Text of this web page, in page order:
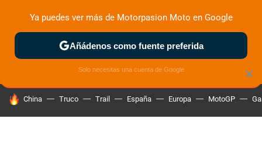
ZONA DE PRUEBAS DEPORTIVAS MOTOS ELÉCTRICAS
HOY SE HABLA DE
China Truco Trail España Europa MotoGP
×
Ya puedes ver más de Motorpasion Moto en Google
Añádenos como fuente preferida
Solo necesitas una cuenta de Google